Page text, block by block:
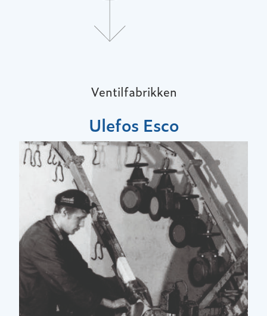
Ventilfabrikken
Ulefos Esco